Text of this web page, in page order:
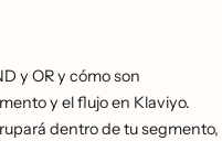
y OR y cómo son
y el flujo en Klaviyo.
dentro de tu segmento,